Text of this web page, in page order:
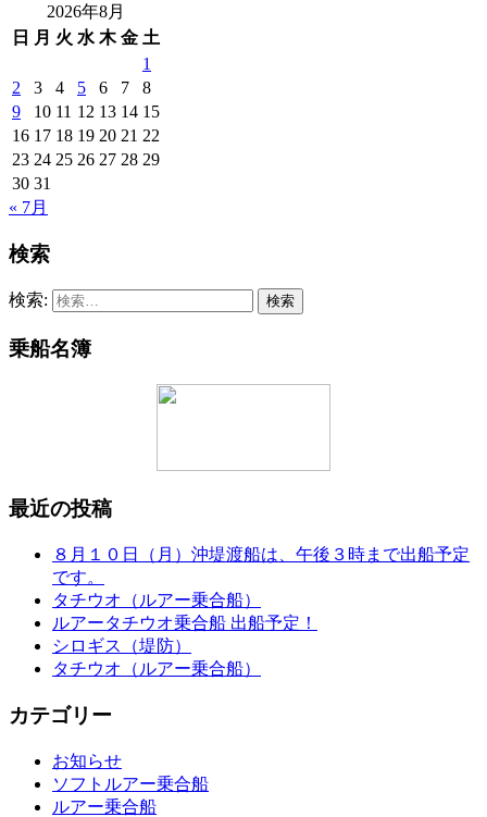
2026年8月
日
月 火 水 木 金 土
1
2
3 4 5 6 7
8
9
10 11 12 13 14 15
16 17 18 19 20 21 22
23 24 25 26 27 28 29
30 31
« 7月
検索
検索:
乗船名簿
最近の投稿
８月１０日（月）沖堤渡船は、午後３時まで出船予定
です。
タチウオ（ルアー乗合船）
ルアータチウオ乗合船 出船予定！
シロギス（堤防）
タチウオ（ルアー乗合船）
カテゴリー
お知らせ
ソフトルアー乗合船
ルアー乗合船